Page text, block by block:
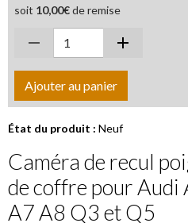
soit 10,00€de remise
Ajouter au panier
État du produit : Neuf
Caméra de recul
de coffre pour
A7 A8 Q3 et Q5